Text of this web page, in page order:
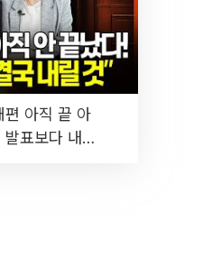
편 아직 끝 아
표보다 내릴